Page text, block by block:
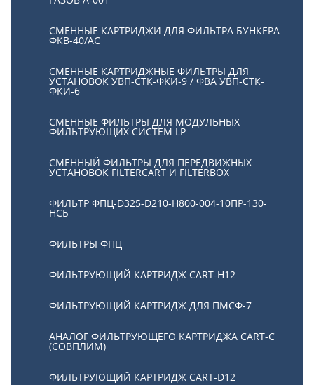
СМЕННЫЕ КАРТРИДЖИ ДЛЯ ФИЛЬТРА БУНКЕРА
ФКВ-40/АС
СМЕННЫЕ КАРТРИДЖНЫЕ ФИЛЬТРЫ ДЛЯ
УСТАНОВОК УВП-СТК-ФКИ-9 / ФВА УВП-СТК-
ФКИ-6
СМЕННЫЕ ФИЛЬТРЫ ДЛЯ МОДУЛЬНЫХ
ФИЛЬТРУЮЩИХ СИСТЕМ LP
СМЕННЫЙ ФИЛЬТРЫ ДЛЯ ПЕРЕДВИЖНЫХ
УСТАНОВОК FILTERCART И FILTERBOX
ФИЛЬТР ФПЦ-D325-D210-H800-004-10ПР-130-
НСБ
ФИЛЬТРЫ ФПЦ
ФИЛЬТРУЮЩИЙ КАРТРИДЖ CART-H12
ФИЛЬТРУЮЩИЙ КАРТРИДЖ ДЛЯ ПМСФ-7
АНАЛОГ ФИЛЬТРУЮЩЕГО КАРТРИДЖА CART-C
(СОВПЛИМ)
ФИЛЬТРУЮЩИЙ КАРТРИДЖ CART-D12